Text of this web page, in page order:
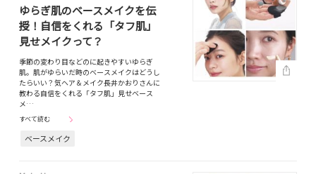
ゆらぎ肌のベースメイクを伝
授！自信をくれる「タフ肌」
見せメイクって？
季節の変わり目などのに起きやすいゆらぎ
肌。肌がゆらいだ時のベースメイクはどうし
たらいい？気ヘア＆メイク長井かおりさんに
教わる自信をくれる「タフ肌」見せベース
メ…
すべて読む
ベースメイク